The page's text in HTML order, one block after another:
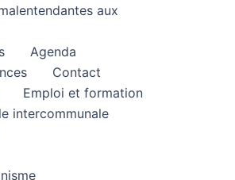
aux
Agenda
Contact
Emploi et formation
intercommunale